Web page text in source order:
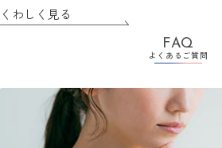
くわしく見る
FAQ
よくあるご質問